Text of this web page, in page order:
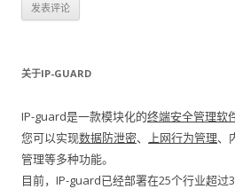
关于IP-GUARD
IP-guard是一款模块化的终端安全管理软
您可以实现数据防泄密、 上网行为管理、
管理等多种功能。
目前，IP-guard已经部署在25个行业超过